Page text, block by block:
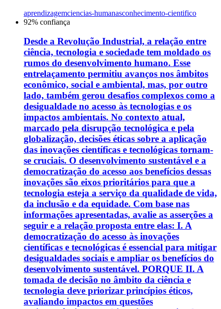
aprendizagemciencias-humanasconhecimento-cientifico
92% confiança
Desde a Revolução Industrial, a relação entre
ciência, tecnologia e sociedade tem moldado os
rumos do desenvolvimento humano. Esse
entrelaçamento permitiu avanços nos âmbitos
econômico, social e ambiental, mas, por outro
lado, também gerou desafios complexos como a
desigualdade no acesso às tecnologias e os
impactos ambientais. No contexto atual,
marcado pela disrupção tecnológica e pela
globalização, decisões éticas sobre a aplicação
das inovações científicas e tecnológicas tornam-
se cruciais. O desenvolvimento sustentável e a
democratização do acesso aos benefícios dessas
inovações são eixos prioritários para que a
tecnologia esteja a serviço da qualidade de vida,
da inclusão e da equidade. Com base nas
informações apresentadas, avalie as asserções a
seguir e a relação proposta entre elas: I. A
democratização do acesso às inovações
científicas e tecnológicas é essencial para mitigar
desigualdades sociais e ampliar os benefícios do
desenvolvimento sustentável. PORQUE II. A
tomada de decisão no âmbito da ciência e
tecnologia deve priorizar princípios éticos,
avaliando impactos em questões